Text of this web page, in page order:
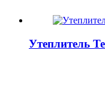
Утеплитель